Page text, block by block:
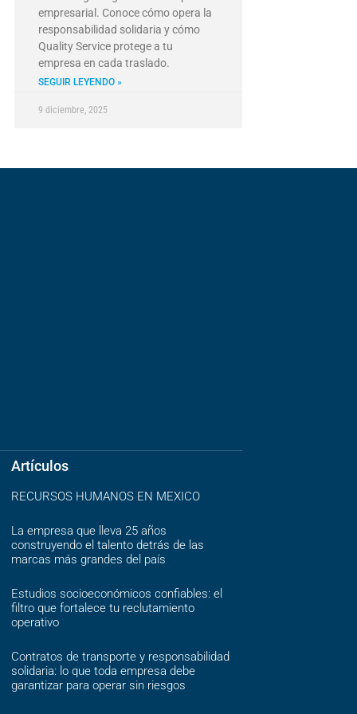
empresarial. Conoce cómo opera la
responsabilidad solidaria y cómo
Quality Service protege a tu
empresa en cada traslado.
SEGUIR LEYENDO »
9 diciembre, 2025
Artículos
RECURSOS HUMANOS EN MEXICO
La empresa que lleva 25 años
construyendo el talento detrás de las
marcas más grandes del país
Estudios socioeconómicos confiables: el
filtro que fortalece tu reclutamiento
operativo
Contratos de transporte y responsabilidad
solidaria: lo que toda empresa debe
garantizar para operar sin riesgos